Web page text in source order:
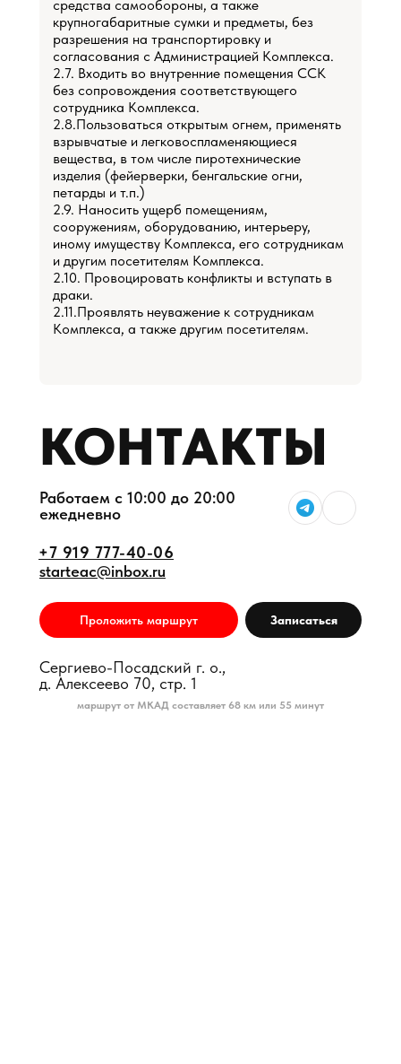
средства самообороны, а также
крупногабаритные сумки и предметы, без
разрешения на транспортировку и
согласования с Администрацией Комплекса.
2.7. Входить во внутренние помещения ССК
без сопровождения соответствующего
сотрудника Комплекса.
2.8.Пользоваться открытым огнем, применять
взрывчатые и легковоспламеняющиеся
вещества, в том числе пиротехнические
изделия (фейерверки, бенгальские огни,
петарды и т.п.)
2.9. Наносить ущерб помещениям,
сооружениям, оборудованию, интерьеру,
иному имуществу Комплекса, его сотрудникам
и другим посетителям Комплекса.
2.10. Провоцировать конфликты и вступать в
драки.
2.11.Проявлять неуважение к сотрудникам
Комплекса, а также другим посетителям.
Работаем с 10:00 до 20:00
ежедневно
+7 919 777-40-06
starteac@inbox.ru
Записаться
Сергиево-Посадский г. о.,
д. Алексеево 70, стр. 1
Проложить маршрут
КОНТАКТЫ
маршрут от МКАД составляет 68 км или 55 минут